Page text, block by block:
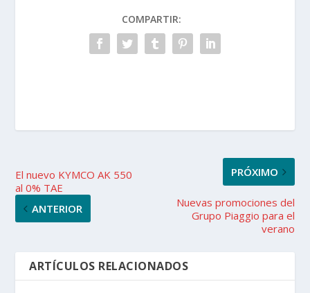
COMPARTIR:
El nuevo KYMCO AK 550
al 0% TAE
ANTERIOR
PRÓXIMO
Nuevas promociones del
Grupo Piaggio para el
verano
ARTÍCULOS RELACIONADOS